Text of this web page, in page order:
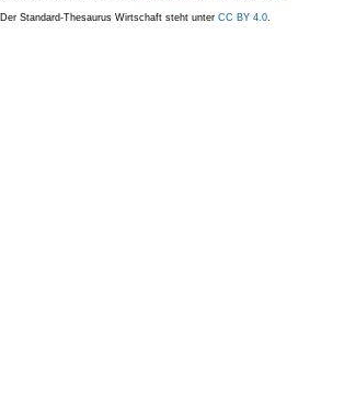
Der Standard-Thesaurus Wirtschaft steht unter CC BY 4.0